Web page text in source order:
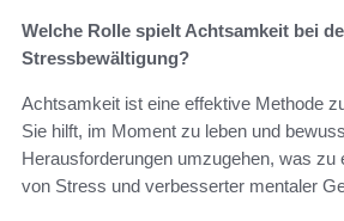
Welche Rolle spielt Achtsamkeit bei
Stressbewältigung?
Achtsamkeit ist eine effektive Methode
Sie hilft, im Moment zu leben und
Herausforderungen umzugehen, was zu
von Stress und verbesserter mentaler